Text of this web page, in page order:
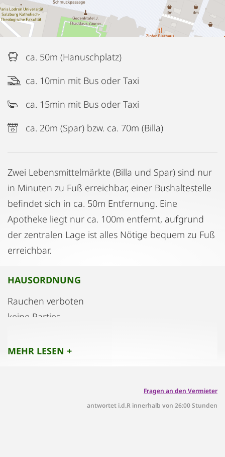
ca. 50m (Hanuschplatz)
ca. 10min mit Bus oder Taxi
ca. 15min mit Bus oder Taxi
ca. 20m (Spar) bzw. ca. 70m (Billa)
Zwei Lebensmittelmärkte (Billa und Spar) sind nur
in Minuten zu Fuß erreichbar, einer Bushaltestelle
befindet sich in ca. 50m Entfernung. Eine
Apotheke liegt nur ca. 100m entfernt, aufgrund
der zentralen Lage ist alles Nötige bequem zu Fuß
erreichbar.
HAUSORDNUNG
Rauchen verboten
keine Parties
Gäste müssen dem Vermieter gemeldet werden
MEHR LESEN +
Fragen an den Vermieter
antwortet i.d.R innerhalb von 26:00 Stunden